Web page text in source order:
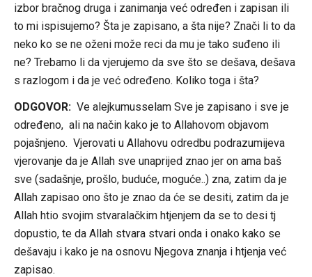
izbor bračnog druga i zanimanja već određen i zapisan ili
to mi ispisujemo? Šta je zapisano, a šta nije? Znači li to da
neko ko se ne oženi može reci da mu je tako suđeno ili
ne? Trebamo li da vjerujemo da sve što se dešava, dešava
s razlogom i da je već određeno. Koliko toga i šta?
ODGOVOR: Ve alejkumusselam Sve je zapisano i sve je
određeno, ali na način kako je to Allahovom objavom
pojašnjeno. Vjerovati u Allahovu odredbu podrazumijeva
vjerovanje da je Allah sve unaprijed znao jer on ama baš
sve (sadašnje, prošlo, buduće, moguće..) zna, zatim da je
Allah zapisao ono što je znao da će se desiti, zatim da je
Allah htio svojim stvaralačkim htjenjem da se to desi tj
dopustio, te da Allah stvara stvari onda i onako kako se
dešavaju i kako je na osnovu Njegova znanja i htjenja već
zapisao.